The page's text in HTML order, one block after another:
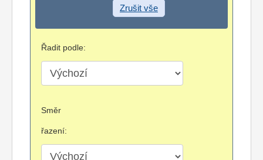
Zrušit vše
Řadit podle:
Směr
řazení: